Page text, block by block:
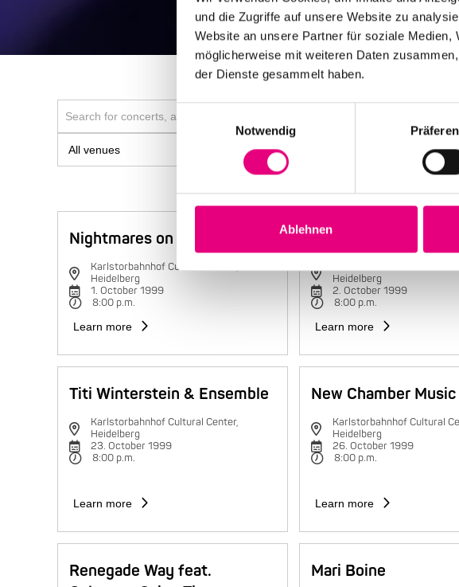
und die Zugriffe auf unsere Website zu
Website an unsere Partner für soziale
möglicherweise mit weiteren Daten
der Dienste gesammelt haben.
Notwendig
Ablehnen
Nightmares on Wax
Karlstorbahnhof Cultural Center,
Heidelberg
1. October 1999
8:00 p.m.
Learn more
Charlie Mariano Group
Heidelberg
2. October 1999
8:00 p.m.
Learn more
Titi Winterstein & Ensemble
Karlstorbahnhof Cultural Center,
Heidelberg
23. October 1999
8:00 p.m.
Learn more
New Chamber
Karlstorbahnhof Cultural
Heidelberg
26. October 1999
8:00 p.m.
Learn more
Renegade Way feat.
Mari Boine